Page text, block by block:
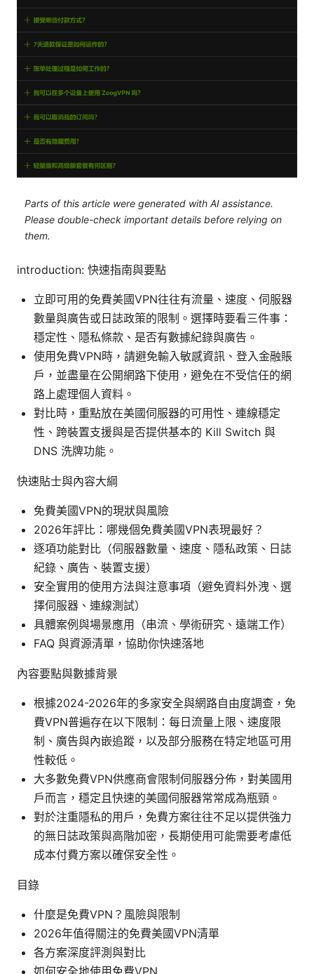
Parts of this article were generated with AI assistance.
Please double-check important details before relying on
them.
introduction: 快速指南與要點
立即可用的免費美國VPN往往有流量、速度、伺服器
數量與廣告或日誌政策的限制。選擇時要看三件事：
穩定性、隱私條款、是否有數據紀錄與廣告。
使用免費VPN時，請避免輸入敏感資訊、登入金融賬
戶，並盡量在公開網路下使用，避免在不受信任的網
路上處理個人資料。
對比時，重點放在美國伺服器的可用性、連線穩定
性、跨裝置支援與是否提供基本的 Kill Switch 與
DNS 洗牌功能。
快速貼士與內容大綱
免費美國VPN的現狀與風險
2026年評比：哪幾個免費美國VPN表現最好？
逐項功能對比（伺服器數量、速度、隱私政策、日誌
紀錄、廣告、裝置支援）
安全實用的使用方法與注意事項（避免資料外洩、選
擇伺服器、連線測試）
具體案例與場景應用（串流、學術研究、遠端工作）
FAQ 與資源清單，協助你快速落地
內容要點與數據背景
根據2024-2026年的多家安全與網路自由度調查，免
費VPN普遍存在以下限制：每日流量上限、速度限
制、廣告與內嵌追蹤，以及部分服務在特定地區可用
性較低。
大多數免費VPN供應商會限制伺服器分佈，對美國用
戶而言，穩定且快速的美國伺服器常常成為瓶頸。
對於注重隱私的用戶，免費方案往往不足以提供強力
的無日誌政策與高階加密，長期使用可能需要考慮低
成本付費方案以確保安全性。
目錄
什麼是免費VPN？風險與限制
2026年值得關注的免費美國VPN清單
各方案深度評測與對比